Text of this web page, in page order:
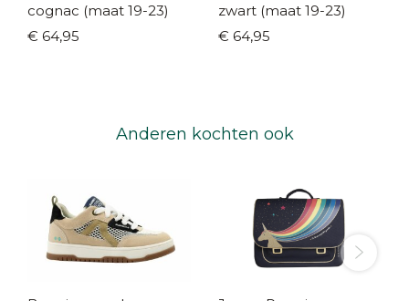
cognac (maat 19-23)
€ 64,95
zwart (maat 19-23)
€ 64,95
Anderen kochten ook